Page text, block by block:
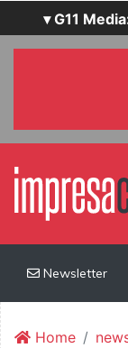
▾ G11
Newsletter
Home